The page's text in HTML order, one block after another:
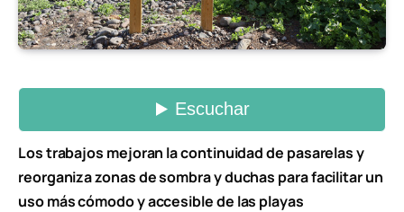
Los trabajos mejoran la continuidad de pasarelas y
reorganiza zonas de sombra y duchas para facilitar un
uso más cómodo y accesible de las playas